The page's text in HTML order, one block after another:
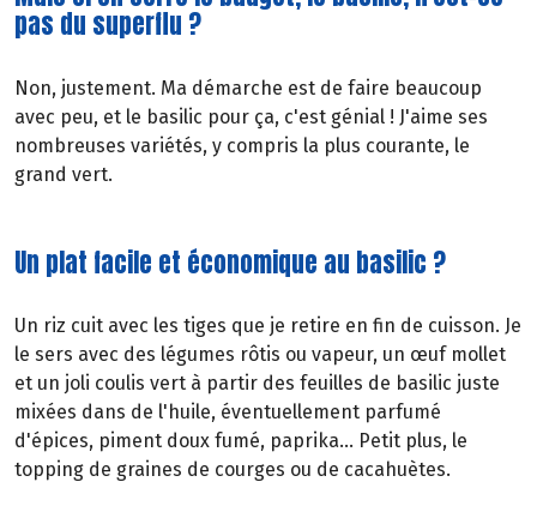
pas du superflu ?
Non, justement. Ma démarche est de faire beaucoup
avec peu, et le basilic pour ça, c'est génial ! J'aime ses
nombreuses variétés, y compris la plus courante, le
grand vert.
Un plat facile et économique au basilic ?
Un riz cuit avec les tiges que je retire en fin de cuisson. Je
le sers avec des légumes rôtis ou vapeur, un œuf mollet
et un joli coulis vert à partir des feuilles de basilic juste
mixées dans de l'huile, éventuellement parfumé
d'épices, piment doux fumé, paprika... Petit plus, le
topping de graines de courges ou de cacahuètes.